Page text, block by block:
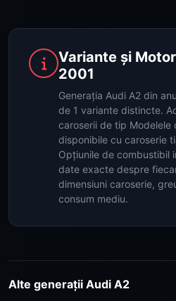
Variante și
2001
Generația Audi A2 din
de 1 variante distincte.
caroserii de tip Modelele
disponibile cu caroserie
Opțiunile de combustibil
date exacte despre
dimensiuni caroserie,
consum mediu.
Alte generații Audi A2